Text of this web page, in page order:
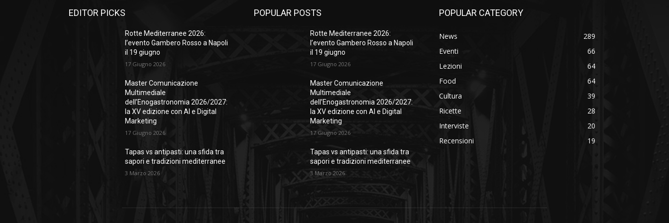
EDITOR PICKS
Rotte Mediterranee 2026:
l’evento Gambero Rosso a Napoli
il 19 giugno
17 Giugno 2026
Master Comunicazione
Multimediale
dell’Enogastronomia 2026/2027:
la XV edizione con AI e Digital
Marketing
17 Giugno 2026
Tapas vs antipasti: una sfida tra
sapori e tradizioni mediterranee
3 Marzo 2026
POPULAR POSTS
Rotte Mediterranee 2026:
l’evento Gambero Rosso a Napoli
il 19 giugno
17 Giugno 2026
Master Comunicazione
Multimediale
dell’Enogastronomia 2026/2027:
la XV edizione con AI e Digital
Marketing
17 Giugno 2026
Tapas vs antipasti: una sfida tra
sapori e tradizioni mediterranee
3 Marzo 2026
POPULAR CATEGORY
News
289
Eventi
66
Lezioni
64
Food
64
Cultura
39
Ricette
28
Interviste
20
Recensioni
19